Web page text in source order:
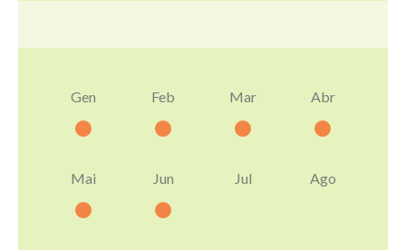
Gen Feb Mar Abr
Mai Jun Jul Ago